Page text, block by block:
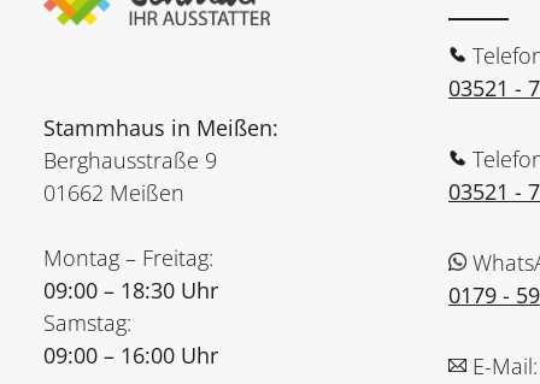
Stammhaus in Meißen:
Berghausstraße 9
01662 Meißen
Montag – Freitag:
09:00 – 18:30 Uhr
Samstag:
09:00 – 16:00 Uhr
03521 -
03521 -
0179 -
E-Mail: